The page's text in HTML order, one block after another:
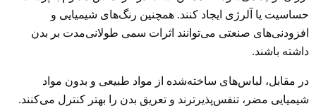
حساسیت یا آلرژی ایجاد کنند. همچنین رنگ‌های شیمیایی و
افزودنی‌های صنعتی می‌توانند اثرات سمی طولانی‌مدت بر بدن
داشته باشند.
در مقابل، لباس‌های ساخته‌شده از مواد طبیعی و بدون مواد
شیمیایی مضر، تنفس‌پذیرترند و تعریق بدن را بهتر کنترل می‌کنند.